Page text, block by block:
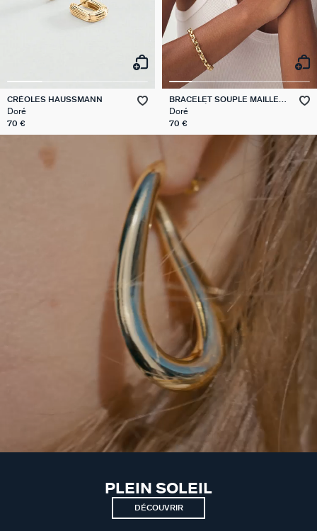
CRÉOLES HAUSSMANN
Doré
70 €
BRACELET SOUPLE MAILLE
MARTELÉE
Doré
70 €
PLEIN SOLEIL
DÉCOUVRIR